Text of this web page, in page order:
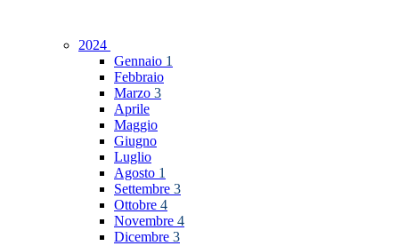
2024
Gennaio 1
Febbraio
Marzo 3
Aprile
Maggio
Giugno
Luglio
Agosto 1
Settembre 3
Ottobre 4
Novembre 4
Dicembre 3